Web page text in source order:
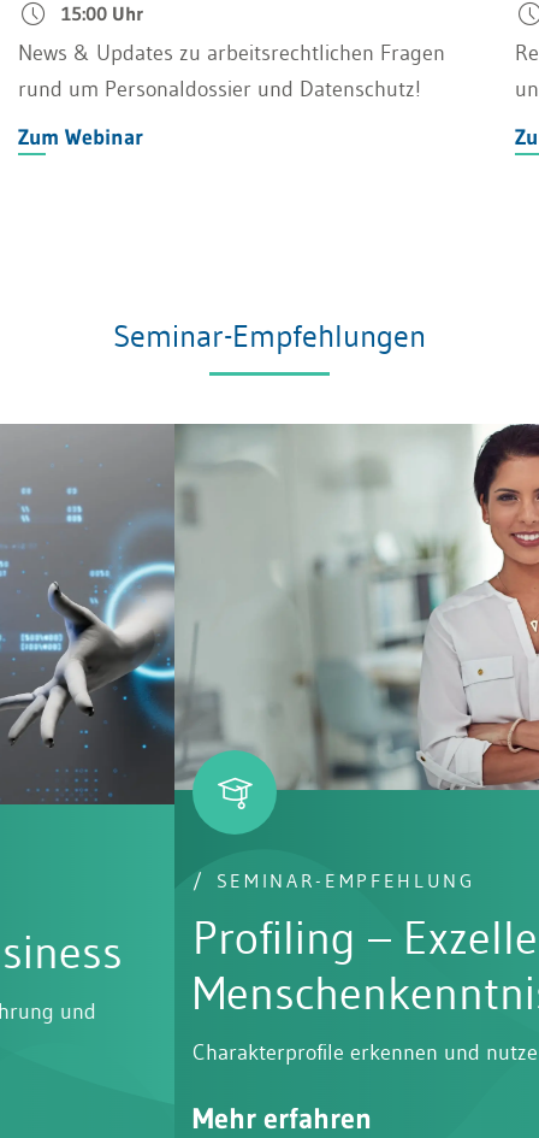
15:00 Uhr
News & Updates zu arbeitsrechtlichen Fragen
rund um Personaldossier und Datenschutz!
Zum Webinar
Seminar-Empfehlungen
SEMINAR-EMPFEHLUNG
Profiling – Exzellenz in
Menschenkenntnis
Charakterprofile erkennen und nutzen
Mehr erfahren